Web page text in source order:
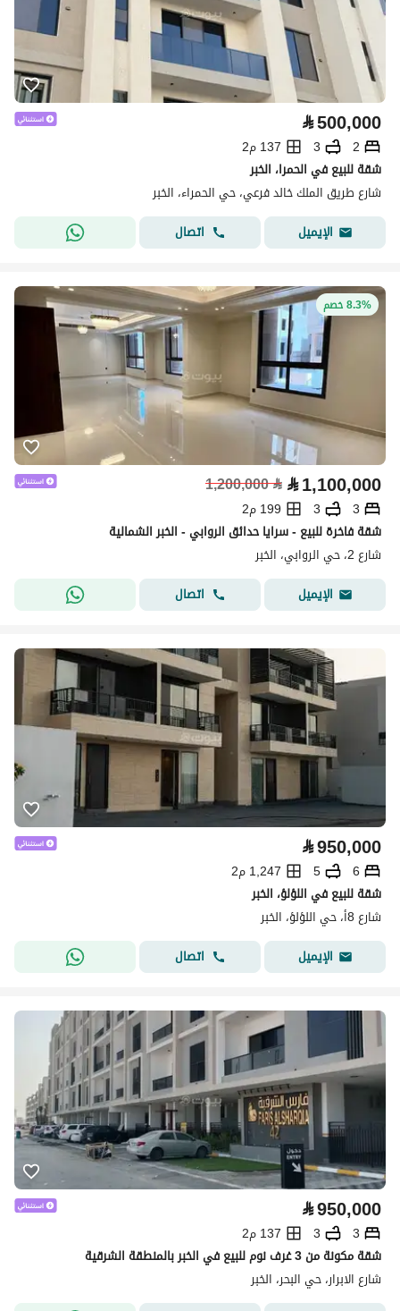
⃁500,000
2
3
137 م2
شقة للبيع في الحمرا، الخبر
شارع طريق الملك خالد فرعي، حي الحمراء، الخبر
الإيميل
اتصال
8.3% خصم
⃁1,100,000
⃁
1,200,000
3
3
199 م2
شقة فاخرة للبيع - سرايا حدائق الروابي - الخبر الشمالية
شارع 2، حي الروابي، الخبر
الإيميل
اتصال
⃁950,000
6
5
1,247 م2
شقة للبيع في اللؤلؤ، الخبر
شارع 8أ، حي اللؤلؤ، الخبر
الإيميل
اتصال
⃁950,000
3
3
137 م2
شقة مكونة من 3 غرف نوم للبيع في الخبر بالمنطقة الشرقية
شارع الابرار، حي البحر، الخبر